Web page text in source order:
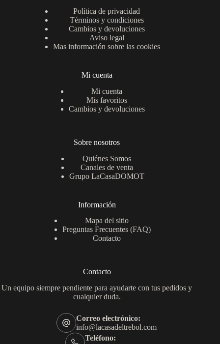
Política de privacidad
Términos y condiciones
Cambios y devoluciones
Aviso legal
Mas información sobre las cookies
Mi cuenta
Mi cuenta
Mis favoritos
Cambios y devoluciones
Sobre nosotros
Quiénes Somos
Canales de venta
Grupo LaCasaDOMOT
Información
Mapa del sitio
Preguntas Frecuentes (FAQ)
Contacto
Contacto
Un equipo siempre pendiente para ayudarte con tus pedidos y
cualquier duda.
Correo electrónico:
info@lacasadeltrebol.com
Teléfono: